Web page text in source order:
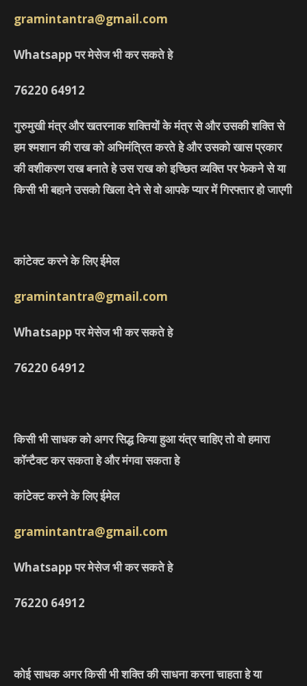
gramintantra@gmail.com
Whatsapp पर मेसेज भी कर सकते हे
76220 64912
गुरुमुखी मंत्र और खतरनाक शक्तियों के मंत्र से और उसकी शक्ति से
हम श्मशान की राख को अभिमंत्रित करते हे और उसको खास प्रकार
की वशीकरण राख बनाते हे उस राख को इच्छित व्यक्ति पर फेकने से या
किसी भी बहाने उसको खिला देने से वो आपके प्यार में गिरफ्तार हो जाएगी
कांटेक्ट करने के लिए ईमेल
gramintantra@gmail.com
Whatsapp पर मेसेज भी कर सकते हे
76220 64912
किसी भी साधक को अगर सिद्ध किया हुआ यंत्र चाहिए तो वो हमारा
कॉन्टैक्ट कर सकता हे और मंगवा सकता हे
कांटेक्ट करने के लिए ईमेल
gramintantra@gmail.com
Whatsapp पर मेसेज भी कर सकते हे
76220 64912
कोई साधक अगर किसी भी शक्ति की साधना करना चाहता हे या